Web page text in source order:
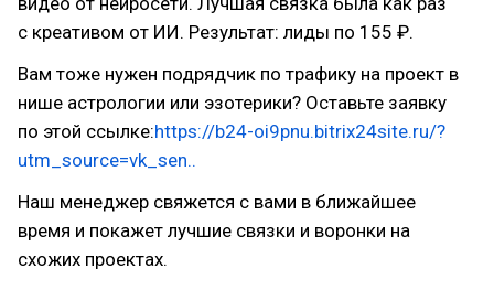
с креативом от ИИ. Результат: лиды по 155 ₽.
Вам тоже нужен подрядчик по трафику на проект в
нише астрологии или эзотерики? Оставьте заявку
по этой ссылке:https://b24-oi9pnu.bitrix24site.ru/?
utm_source=vk_sen..
Наш менеджер свяжется с вами в ближайшее
время и покажет лучшие связки и воронки на
схожих проектах.